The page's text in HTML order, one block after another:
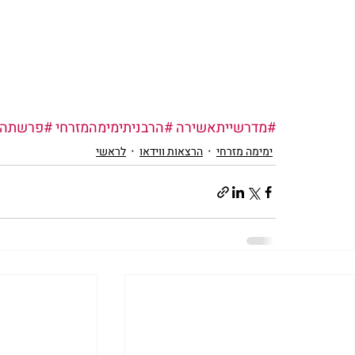
#מדרשייתאשירה#הרבניתימימהמזרחי
ימימה מזרחי הרצאות ווידאו לראשי